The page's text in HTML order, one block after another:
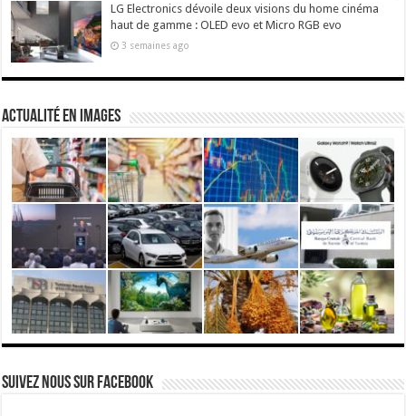
LG Electronics dévoile deux visions du home cinéma
haut de gamme : OLED evo et Micro RGB evo
3 semaines ago
actualité en images
Suivez nous Sur Facebook